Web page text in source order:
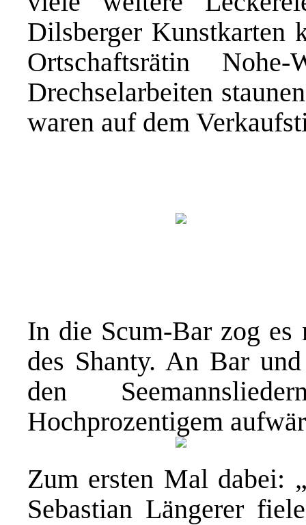
Dilsberger Kunstkarten
Ortschaftsrätin
Drechselarbeiten
waren auf dem
In die Scum-Bar zog es
des Shanty. An Bar
den
Hochprozentigem
Zum ersten Mal dabei:
Sebastian Längerer